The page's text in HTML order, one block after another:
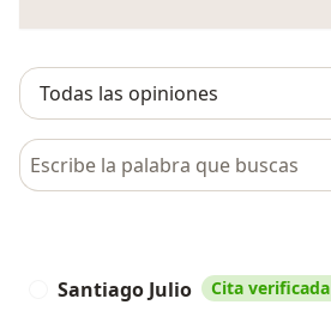
Busca en opiniones
Santiago Julio Cita verificada